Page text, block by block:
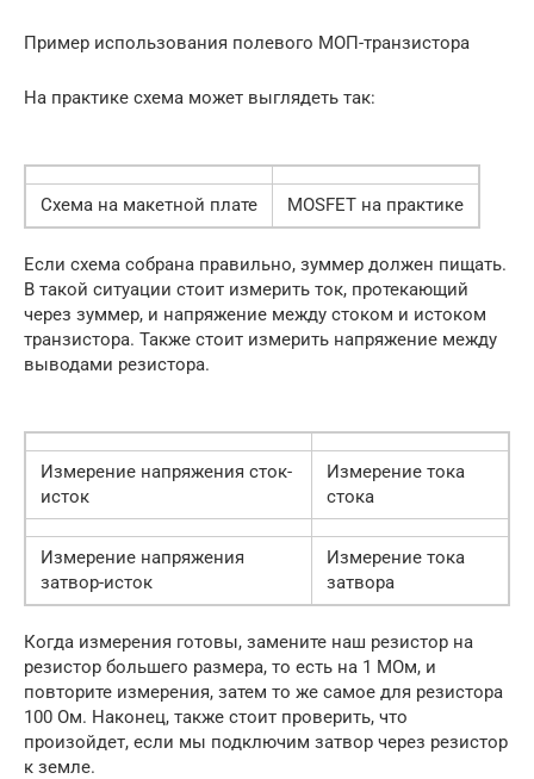
Пример использования полевого МОП-транзистора
На практике схема может выглядеть так:
Схема на макетной плате MOSFET на практике
Если схема собрана правильно, зуммер должен пищать.
В такой ситуации стоит измерить ток, протекающий
через зуммер, и напряжение между стоком и истоком
транзистора. Также стоит измерить напряжение между
выводами резистора.
Измерение напряжения сток-
исток
Измерение тока
стока
Измерение напряжения
затвор-исток
Измерение тока
затвора
Когда измерения готовы, замените наш резистор на
резистор большего размера, то есть на 1 МОм, и
повторите измерения, затем то же самое для резистора
100 Ом. Наконец, также стоит проверить, что
произойдет, если мы подключим затвор через резистор
к земле.